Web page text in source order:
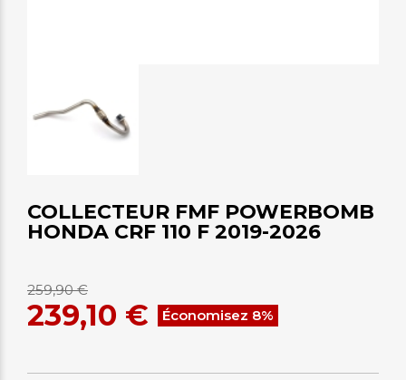
COLLECTEUR FMF POWERBOMB
HONDA CRF 110 F 2019-2026
259,90 €
239,10 € Économisez 8%